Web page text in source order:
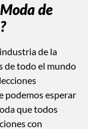
de
de la
de todo el mundo
podemos esperar
que todos
con